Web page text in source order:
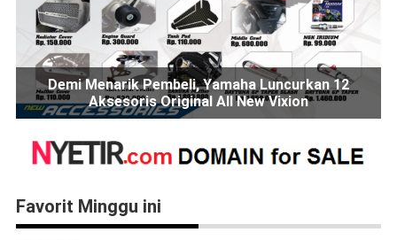
Demi Menarik Pembeli, Yamaha Luncurkan 12
Aksesoris Original All New Vixion
Favorit Minggu ini